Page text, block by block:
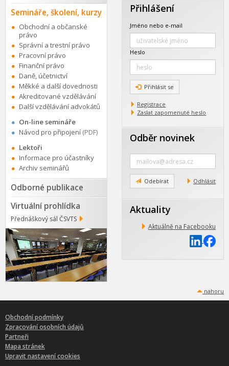
Semináře, školení, kurzy
Obchodní a občanské
právo
Správní a trestní právo
Pracovní právo
Finanční právo
Daně, účetnictví
Měkké a další dovednosti
Akreditované vzdělávání
Další vzdělávání advokátů
On-line semináře
Návod pro připojení (PDF)
Lektoři
Informace pro účastníky
Archiv seminářů
Odborné publikace
Virtuální prohlídka
Přednáškový sál ČSVTS
Přihlášení
Jméno nebo e-mail
Heslo
Přihlásit se
Registrace
Zaslat zapomenuté heslo
Odběr novinek
Zadejte
mail
Odebírat Odhlásit
Aktuality
Aktuálně na Facebooku
nahoru
Obchodní podmínky
Zpracování osobních údajů
Partneři
Mapa stránek
Upravit nastavení cookies